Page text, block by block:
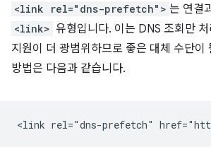
<link rel="dns-prefetch"> 는 연결
<link> 유형입니다. 이는 DNS 조회만
지원이 더 광범위하므로 좋은 대체 수단이
방법은 다음과 같습니다.